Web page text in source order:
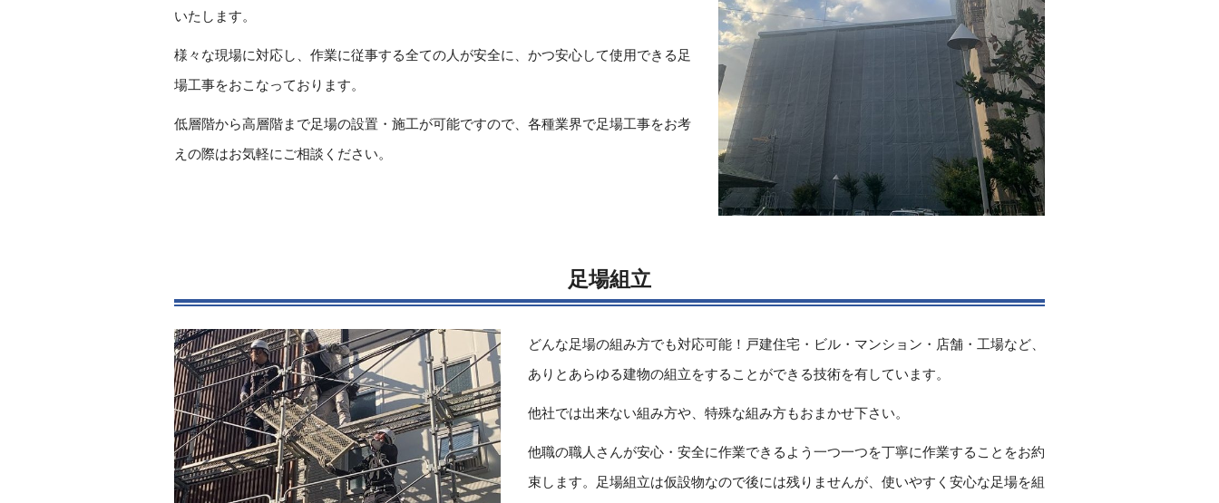
いたします。
様々な現場に対応し、作業に従事する全ての人が安全に、かつ安心して使用できる足
場工事をおこなっております。
低層階から高層階まで足場の設置・施工が可能ですので、各種業界で足場工事をお考
えの際はお気軽にご相談ください。
足場組立
どんな足場の組み方でも対応可能！戸建住宅・ビル・マンション・店舗・工場など、
ありとあらゆる建物の組立をすることができる技術を有しています。
他社では出来ない組み方や、特殊な組み方もおまかせ下さい。
他職の職人さんが安心・安全に作業できるよう一つ一つを丁寧に作業することをお約
束します。足場組立は仮設物なので後には残りませんが、使いやすく安心な足場を組